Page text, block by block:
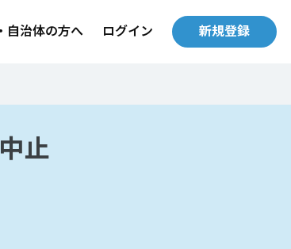
自治体の方へ ログイン 新規登録
止